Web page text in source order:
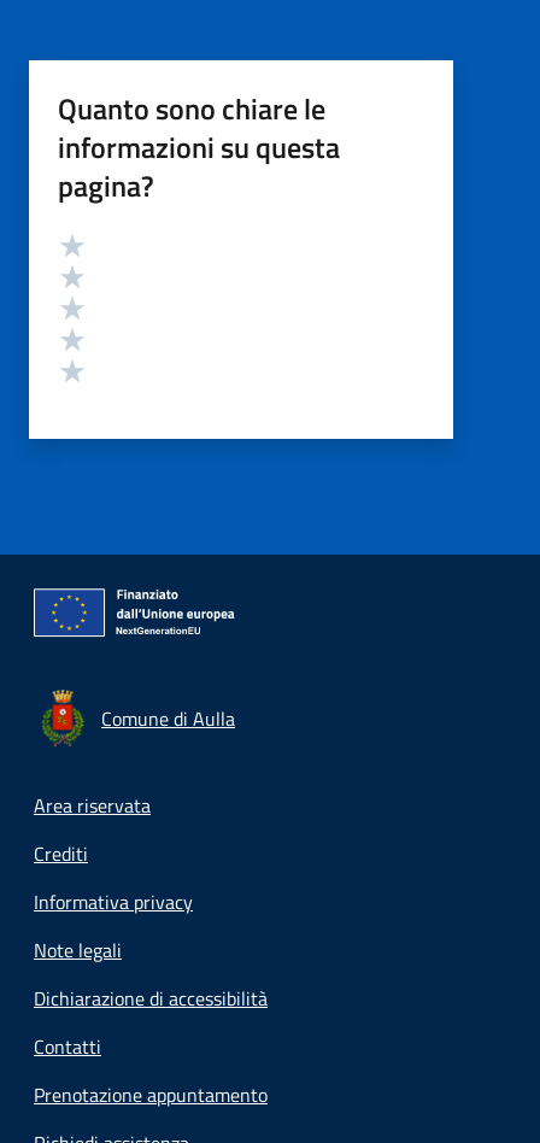
Quanto sono chiare le
informazioni su questa
pagina?
Valutazione
Comune di Aulla
Footer menu
Area riservata
Crediti
Informativa privacy
Note legali
Dichiarazione di accessibilità
Contatti
Prenotazione appuntamento